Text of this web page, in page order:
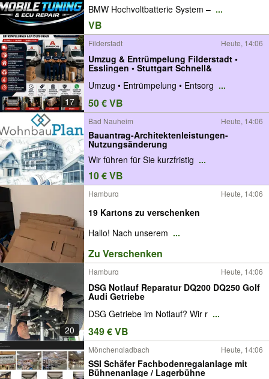
BMW Hochvoltbatterie System – ...
VB
17
Filderstadt Heute, 14:06
Umzug & Entrümpelung Filderstadt •
Esslingen • Stuttgart Schnell&
Umzug • Entrümpelung • Entsorg ...
50 € VB
Bad Nauheim Heute, 14:06
Bauantrag-Architektenleistungen-
Nutzungsänderung
Wir führen für Sie kurzfristig ...
10 € VB
Hamburg Heute, 14:06
19 Kartons zu verschenken
Hallo! Nach unserem ...
Zu Verschenken
20
Hamburg Heute, 14:06
DSG Notlauf Reparatur DQ200 DQ250 Golf
Audi Getriebe
DSG Getriebe im Notlauf? Wir r ...
349 € VB
Mönchengladbach Heute, 14:06
SSI Schäfer Fachbodenregalanlage mit
Bühnenanlage / Lagerbühne